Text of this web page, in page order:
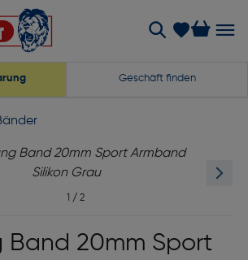
Geschäft finden
1 / 2
Band 20mm Sport